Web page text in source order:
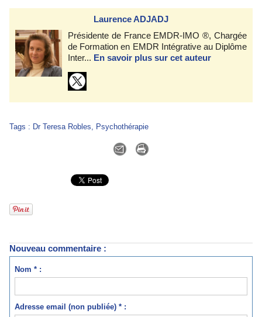
Laurence ADJADJ
Présidente de France EMDR-IMO ®, Chargée
de Formation en EMDR Intégrative au Diplôme
Inter... En savoir plus sur cet auteur
Tags : Dr Teresa Robles, Psychothérapie
Nouveau commentaire :
Nom * :
Adresse email (non publiée) * :